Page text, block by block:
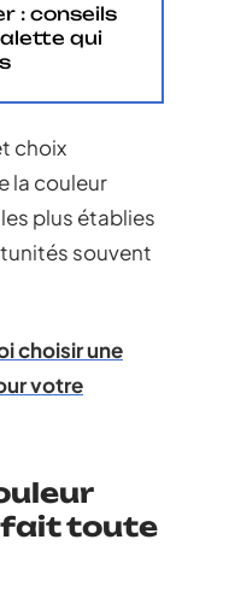
: conseils
qui
choix
la couleur
plus établies
souvent
choisir une
votre
fait toute